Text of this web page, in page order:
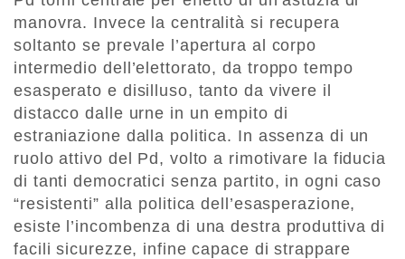
manovra. Invece la centralità si recupera
soltanto se prevale l’apertura al corpo
intermedio dell’elettorato, da troppo tempo
esasperato e disilluso, tanto da vivere il
distacco dalle urne in un empito di
estraniazione dalla politica. In assenza di un
ruolo attivo del Pd, volto a rimotivare la fiducia
di tanti democratici senza partito, in ogni caso
“resistenti” alla politica dell’esasperazione,
esiste l’incombenza di una destra produttiva di
facili sicurezze, infine capace di strappare